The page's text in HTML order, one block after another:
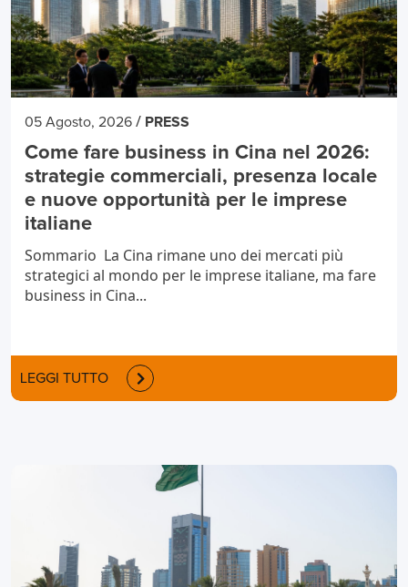
05 Agosto, 2026 / PRESS
Come fare business in Cina nel 2026:
strategie commerciali, presenza locale
e nuove opportunità per le imprese
italiane
Sommario La Cina rimane uno dei mercati più
strategici al mondo per le imprese italiane, ma fare
business in Cina...
LEGGI TUTTO